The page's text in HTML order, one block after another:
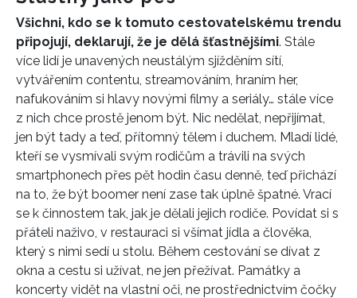
INFORMACE
REDAKCE
Všichni, kdo se k tomuto cestovatelskému trendu
připojují, deklarují, že je dělá šťastnějšími. Stále
více lidí je unavených neustálým sjížděním sítí,
vytvářením contentu, streamováním, hraním her,
nafukováním si hlavy novými filmy a seriály… stále více
z nich chce prostě jenom být. Nic nedělat, nepřijímat,
jen být tady a teď, přítomný tělem i duchem. Mladí lidé,
kteří se vysmívali svým rodičům a trávili na svých
smartphonech přes pět hodin času denně, teď přichází
na to, že být boomer není zase tak úplně špatné. Vrací
se k činnostem tak, jak je dělali jejich rodiče. Povídat si s
přáteli naživo, v restauraci si všímat jídla a člověka,
který s nimi sedí u stolu. Během cestování se dívat z
okna a cestu si užívat, ne jen přežívat. Památky a
koncerty vidět na vlastní oči, ne prostřednictvím čočky